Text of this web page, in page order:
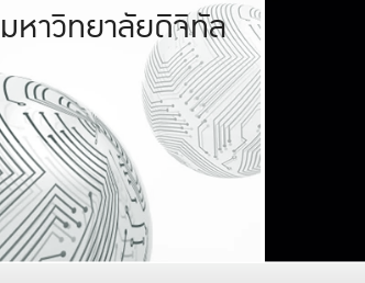
มหาวิทยาลัยรับผิดชอบต่อสังคม
ร่วมมือกับชุมชน เพื่อความกินดีอยู่ดี
และความสุขอย่างยั่งยืน
มองปัญหาในภาพกว้าง
แก้ไขจากปัญหาจุดเล็กๆ
มหาวิทยาลัยดิจิทัล